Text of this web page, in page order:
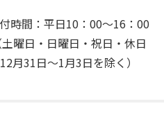
時間：平日10：00～16：00
土曜日・日曜日・祝日・休日
12月31日～1月3日を除く）